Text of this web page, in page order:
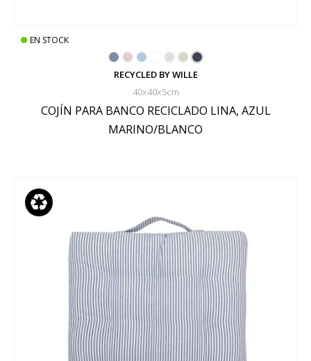
EN STOCK
RECYCLED BY WILLE
40x40x5cm
COJÍN PARA BANCO RECICLADO LINA, AZUL
MARINO/BLANCO